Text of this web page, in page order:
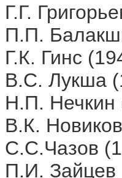
Г.Г.
П.П.
Г.К. Гинс
В.С. Лукша
Н.П. Нечкин
В.К.
С.С.Чазов
П.И. Зайцев